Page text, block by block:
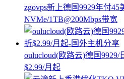
zgovps新上德国9929年付45
NVMe/1TB@200Mbps带宽
oulucloud(欧路云)德国
$2.99/月起